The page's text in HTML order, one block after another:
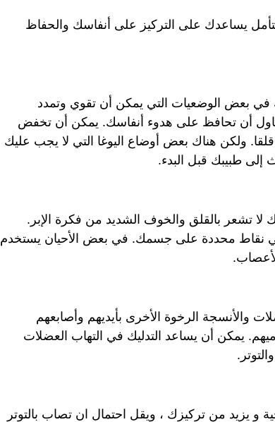
يساعدك على التركيز على أنفاسك والحفاظ
في بعض الوضعيات التي يمكن أن تقوي وتمدد
أن تحافظ على هدوء أنفاسك. يمكن أن تخفض
ولكن هناك بعض أوضاع اليوغا التي لا يجب عليك
إلى طبيبك قبل البدء.
تشعر بالقلق والخوف الشديد من فكرة الإبر.
في نقاط محددة على جسمك. في بعض الأحيان يستخدم
الرخوة الأخرى بأيديهم وأصابعهم
يمكن أن يساعد التدليك في التهاب العضلات
يزيد من تركيزك ، ويقل احتمال ان تصاب بالتوتر